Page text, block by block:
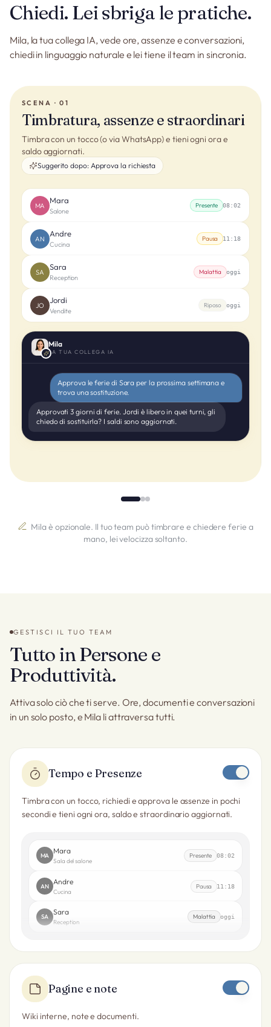
Chiedi. Lei sbriga le pratiche.
Mila, la tua collega IA, vede ore, assenze e conversazioni,
chiedi in linguaggio naturale e lei tiene il team in sincronia.
SCENA · 01
Timbratura, assenze e straordinari
Timbra con un tocco (o via WhatsApp) e tieni ogni ora e
saldo aggiornati.
Suggerito dopo: Approva la richiesta
MA
Mara
Salone
Presente 08:02
AN
Andre
Cucina
Pausa 11:18
SA
Sara
Reception
Malattia oggi
JO
Jordi
Vendite
Riposo oggi
Mila
LA TUA COLLEGA IA
Approva le ferie di Sara per la prossima settimana e
trova una sostituzione.
Approvati 3 giorni di ferie. Jordi è libero in quei turni, gli
chiedo di sostituirla? I saldi sono aggiornati.
Mila è opzionale. Il tuo team può timbrare e chiedere ferie a
mano, lei velocizza soltanto.
GESTISCI IL TUO TEAM
Tutto in Persone e
Produttività.
Attiva solo ciò che ti serve. Ore, documenti e conversazioni
in un solo posto, e Mila li attraversa tutti.
Tempo e Presenze
Timbra con un tocco, richiedi e approva le assenze in pochi
secondi e tieni ogni ora, saldo e straordinario aggiornati.
MA
Mara
Sala del salone
Presente 08:02
AN
Andre
Cucina
Pausa 11:18
SA
Sara
Reception
Malattia oggi
Pagine e note
Wiki interne, note e documenti.